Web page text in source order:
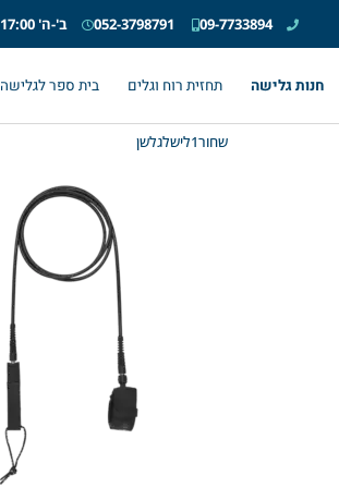
09-7733894
052-3798791 ב'-ה' 10:00-17:00 ו'- 09:00-14:00
חנות גלישה תחזית רוח וגלים בית ספר לגלישה
שחור1לישלגלשן